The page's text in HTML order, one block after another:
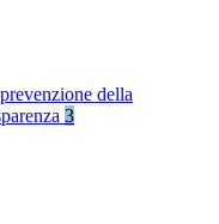
della
3